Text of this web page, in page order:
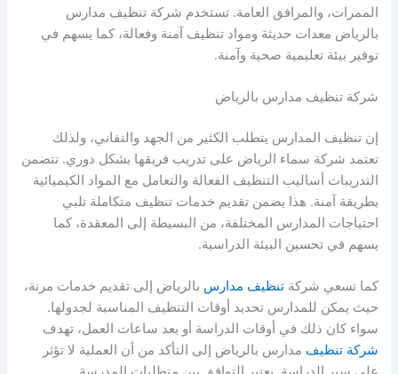
الممرات، والمرافق العامة. تستخدم شركة تنظيف مدارس
بالرياض معدات حديثة ومواد تنظيف آمنة وفعالة، كما يسهم في
توفير بيئة تعليمية صحية وآمنة.
شركة تنظيف مدارس بالرياض
إن تنظيف المدارس يتطلب الكثير من الجهد والتفاني، ولذلك
تعتمد شركة سماء الرياض على تدريب فريقها بشكل دوري. تتضمن
التدريبات أساليب التنظيف الفعالة والتعامل مع المواد الكيميائية
بطريقة آمنة. هذا يضمن تقديم خدمات تنظيف متكاملة تلبي
احتياجات المدارس المختلفة، من البسيطة إلى المعقدة، كما
يسهم في تحسين البيئة الدراسية.
كما تسعي شركةتنظيف مدارس بالرياض إلى تقديم خدمات مرنة،
حيث يمكن للمدارس تحديد أوقات التنظيف المناسبة لجدولها.
سواء كان ذلك في أوقات الدراسة أو بعد ساعات العمل، تهدف
شركة تنظيف مدارس بالرياض إلى التأكد من أن العملية لا تؤثر